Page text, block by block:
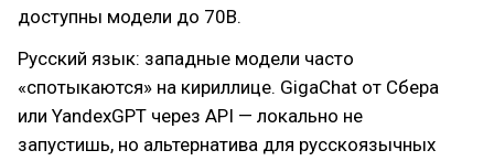
доступны модели до 70B.
Русский язык: западные модели часто
«спотыкаются» на кириллице. GigaChat от Сбера
или YandexGPT через API — локально не
запустишь, но альтернатива для русскоязычных